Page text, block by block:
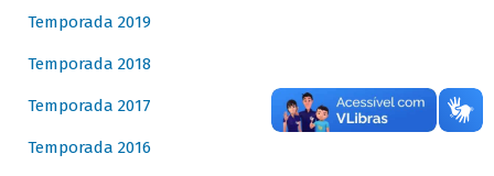
Temporada 2019
Temporada 2018
Temporada 2017
Temporada 2016